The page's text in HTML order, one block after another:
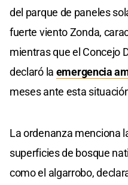
del parque de paneles
fuerte viento Zonda,
mientras que el Concejo
declaró la emergencia
meses ante esta
La ordenanza menciona
superficies de bosque
como el algarrobo,